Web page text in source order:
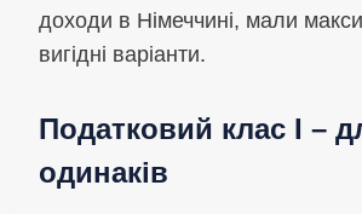
доходи в Німеччині, мали
вигідні варіанти.
Податковий клас I –
одинаків